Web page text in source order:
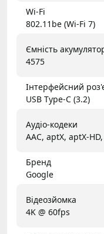
Wi-Fi
802.11be (Wi-Fi 7)
Ємність
4575
Інтерфейсний
USB Type-C (3.2)
Аудіо-кодеки
AAC, aptX, aptX-
Бренд
Google
Відеозйомка
4K @ 60fps